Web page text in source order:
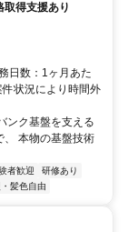
取得支援あり
日数：1ヶ月あた
状況により時間外
ンク基盤を支える
、 本物の基盤技術
者歓迎
研修あり
髪色自由